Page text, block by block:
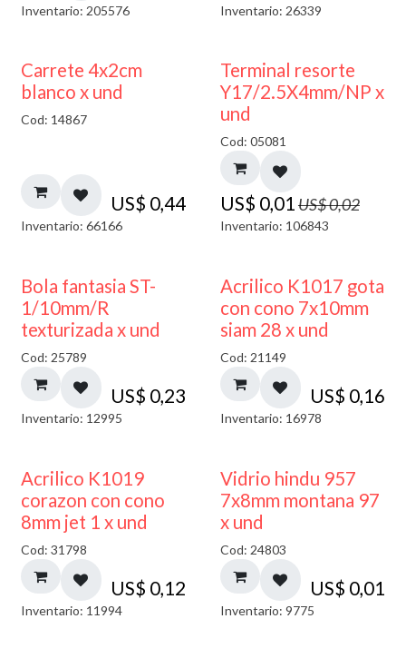
Inventario: 205576 Inventario: 26339
Carrete 4x2cm
blanco x und
Cod: 14867
US$ 0,44
Inventario: 66166
50% DESCUENTO
Terminal resorte
Y17/2.5X4mm/NP x
und
Cod: 05081
US$ 0,01US$0,02
Inventario: 106843
Bola fantasia ST-
1/10mm/R
texturizada x und
Cod: 25789
US$ 0,23
Inventario: 12995
Acrilico K1017 gota
con cono 7x10mm
siam 28 x und
Cod: 21149
US$ 0,16
Inventario: 16978
Acrilico K1019
corazon con cono
8mm jet 1 x und
Cod: 31798
US$ 0,12
Inventario: 11994
40% DESCUENTO
Vidrio hindu 957
7x8mm montana 97
x und
Cod: 24803
US$ 0,01
Inventario: 9775